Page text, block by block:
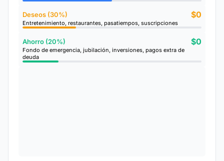
Deseos (30%) $0
Entretenimiento, restaurantes, pasatiempos, suscripciones
Ahorro (20%) $0
Fondo de emergencia, jubilación, inversiones, pagos extra de
deuda